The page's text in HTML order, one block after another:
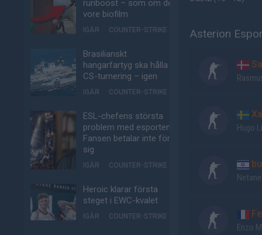
runboost – som om det
vore biofilm
IGÅR COUNTER-STRIKE
Brasilianskt
hangarfartyg ska hålla
CS-turnering – igen
IGÅR COUNTER-STRIKE
ESL-chefens största
problem med esporten:
Fansen betalar inte för
sig
IGÅR COUNTER-STRIKE
Heroic klarar första
steget i EWC-kvalet
IGÅR COUNTER-STRIKE
Asterion
Hugo
Enzo